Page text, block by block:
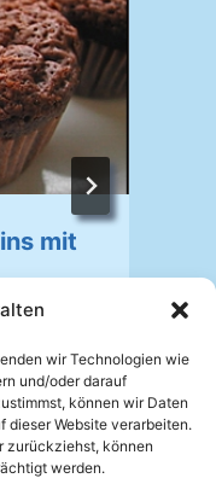
wir Technologien wie
und/oder darauf
können wir Daten
dieser Website verarbeiten.
zurückziehst, können
werden.
mit